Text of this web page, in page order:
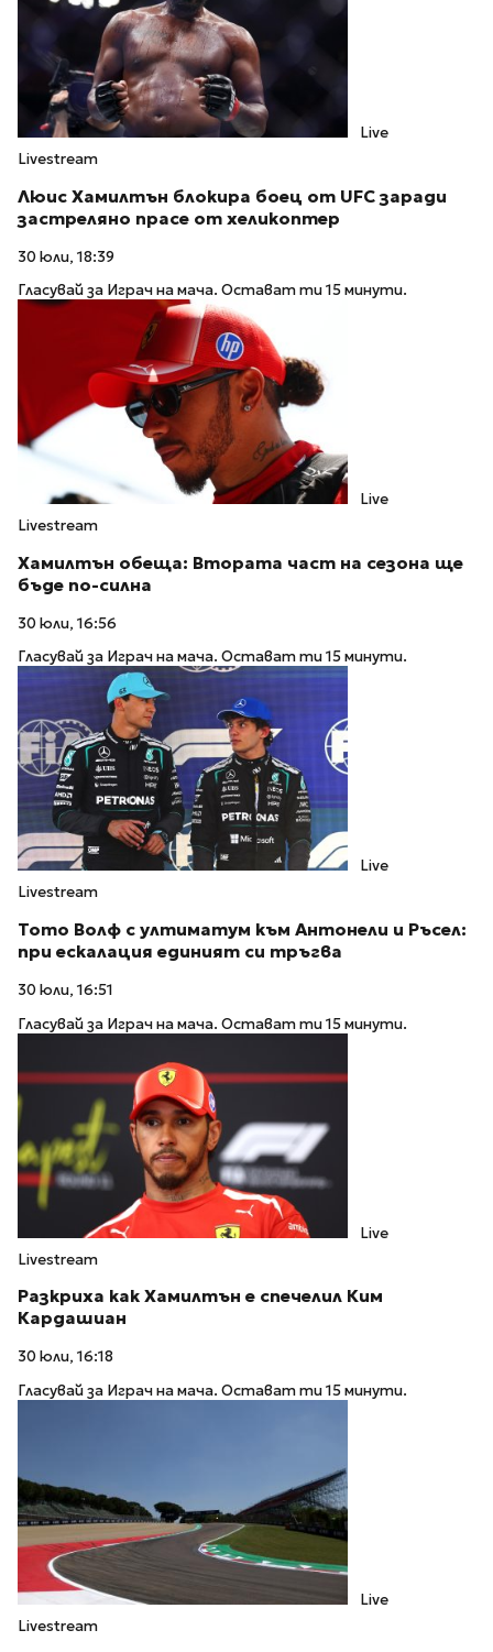
Live
Livestream
Люис Хамилтън блокира боец от UFC заради
застреляно прасе от хеликоптер
30 юли, 18:39
Гласувай за Играч на мача. Остават ти 15 минути.
Live
Livestream
Хамилтън обеща: Втората част на сезона ще
бъде по-силна
30 юли, 16:56
Гласувай за Играч на мача. Остават ти 15 минути.
Live
Livestream
Тото Волф с ултиматум към Антонели и Ръсел:
при ескалация единият си тръгва
30 юли, 16:51
Гласувай за Играч на мача. Остават ти 15 минути.
Live
Livestream
Разкриха как Хамилтън е спечелил Ким
Кардашиан
30 юли, 16:18
Гласувай за Играч на мача. Остават ти 15 минути.
Live
Livestream